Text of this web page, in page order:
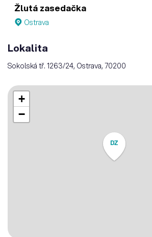
Žlutá zasedačka
Ostrava
Lokalita
Sokolská tř. 1263/24, Ostrava, 70200
DZ
+
−